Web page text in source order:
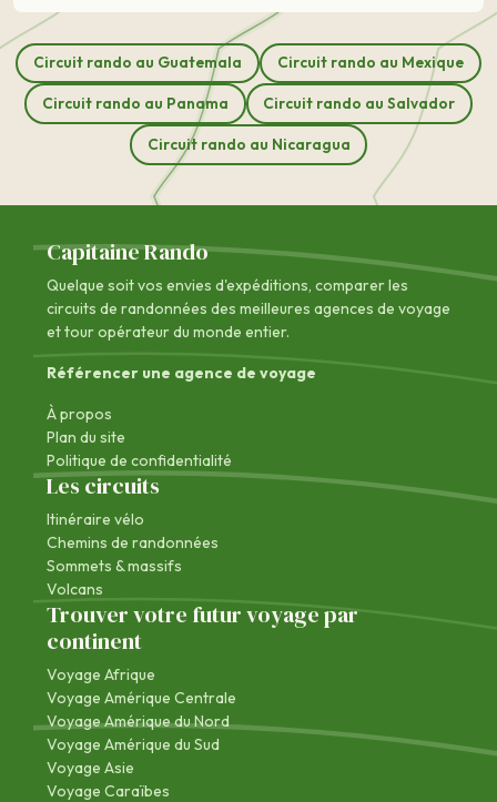
Circuit rando au Guatemala Circuit rando au Mexique
Circuit rando au Panama Circuit rando au Salvador
Circuit rando au Nicaragua
Capitaine Rando
Quelque soit vos envies d'expéditions, comparer les
circuits de randonnées des meilleures agences de voyage
et tour opérateur du monde entier.
Référencer une agence de voyage
À propos
Plan du site
Politique de confidentialité
Les circuits
Itinéraire vélo
Chemins de randonnées
Sommets & massifs
Volcans
Trouver votre futur voyage par
continent
Voyage Afrique
Voyage Amérique Centrale
Voyage Amérique du Nord
Voyage Amérique du Sud
Voyage Asie
Voyage Caraïbes